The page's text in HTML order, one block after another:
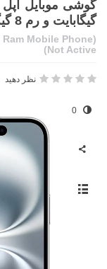
گیگابایت و رم 8 گیگابایت (نات اکتیو)
Ram Mobile Phone
(Not Active
نظر دهید
0